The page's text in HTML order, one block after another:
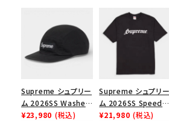
価格から探す
円 ～
在庫のない商品を表
Supreme シュプリー
ム 2026SS Washed
Chino Twill Camp
¥23,980 (税込)
Supreme シュプリー
ム 2026SS Speed
Tee スピードTシャツ
¥21,980 (税込)